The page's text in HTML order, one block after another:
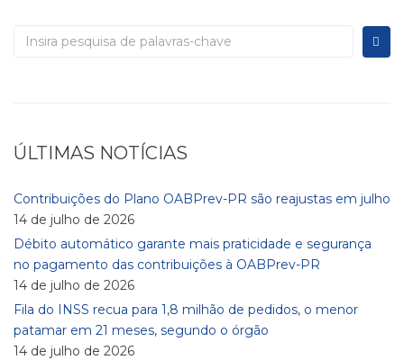
ÚLTIMAS NOTÍCIAS
Contribuições do Plano OABPrev-PR são reajustas em julho
14 de julho de 2026
Débito automático garante mais praticidade e segurança
no pagamento das contribuições à OABPrev-PR
14 de julho de 2026
Fila do INSS recua para 1,8 milhão de pedidos, o menor
patamar em 21 meses, segundo o órgão
14 de julho de 2026